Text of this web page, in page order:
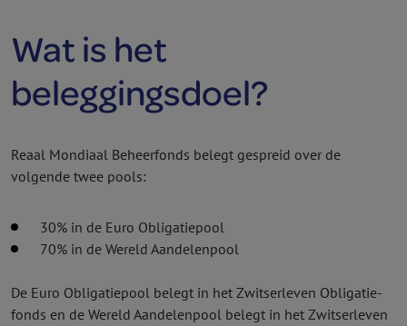
Wat is het
beleggingsdoel?
Reaal Mondiaal Beheer­fonds belegt gespreid over de
volgende twee pools:
30% in de Euro Obligatiepool
70% in de Wereld Aandelenpool
De Euro Obligatiepool belegt in het Zwitserleven Obligatie­
fonds en de Wereld Aandelenpool belegt in het Zwitserleven